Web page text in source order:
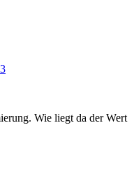
Wie liegt da der Wert